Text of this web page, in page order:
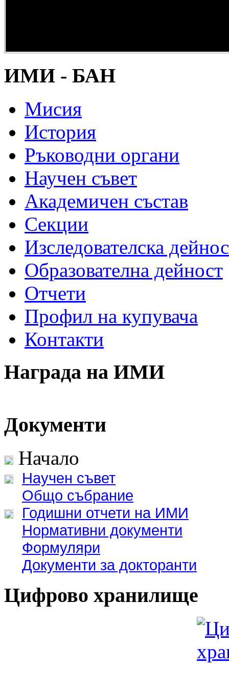
наследство” -
ИМИ - БАН
Мисия
История
Ръководни органи
Научен съвет
Академичен състав
Секции
Изследователска
Образователна дейност
Отчети
Профил на купувача
Контакти
Награда на ИМИ
Документи
Начало
Научен съвет
Общо събрание
Годишни отчети на ИМИ
Нормативни документи
Формуляри
Документи за докторанти
Цифрово хранилище